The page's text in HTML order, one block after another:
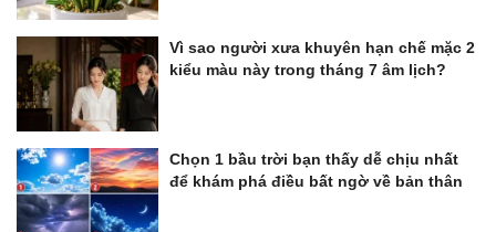
Vì sao người xưa khuyên hạn chế mặc 2
kiểu màu này trong tháng 7 âm lịch?
Chọn 1 bầu trời bạn thấy dễ chịu nhất
để khám phá điều bất ngờ về bản thân